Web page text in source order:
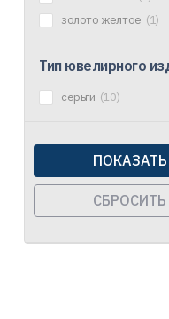
золото желтое (1)
Тип ювелирного
серьги (10)
ПОКАЗАТЬ
СБРОСИТЬ